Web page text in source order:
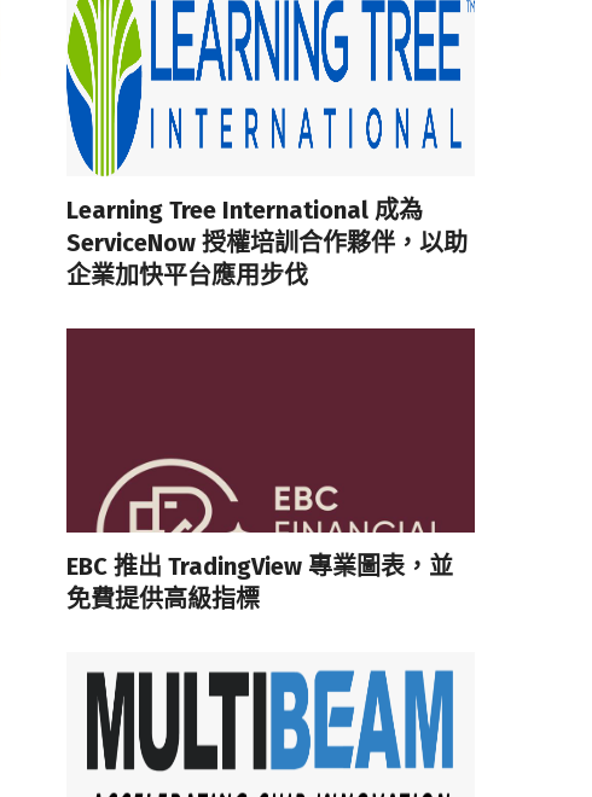
Learning Tree International 成為
ServiceNow 授權培訓合作夥伴，以助
企業加快平台應用步伐
EBC 推出 TradingView 專業圖表，並
免費提供高級指標